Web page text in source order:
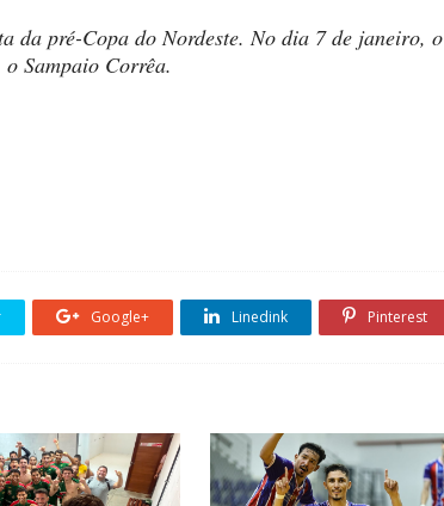
da pré-Copa do Nordeste. No dia 7 de janeiro, o
Sampaio Corrêa.
Google+ Linedink Pinterest